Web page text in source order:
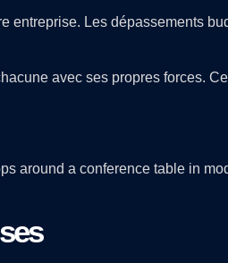
Les dépassements
avec ses propres forces.